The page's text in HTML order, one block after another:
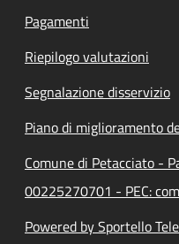
Pagamenti
Riepilogo valutazioni
Segnalazione disservizio
Piano di miglioramento
Comune di Petacciato -
00225270701 - PEC:
Powered by Sportello